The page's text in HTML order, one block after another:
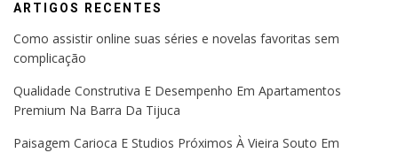
ARTIGOS RECENTES
Como assistir online suas séries e novelas favoritas sem
complicação
Qualidade Construtiva E Desempenho Em Apartamentos
Premium Na Barra Da Tijuca
Paisagem Carioca E Studios Próximos À Vieira Souto Em